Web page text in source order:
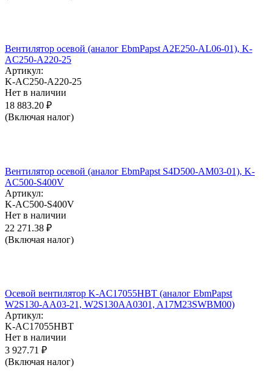
Вентилятор осевой (аналог EbmPapst A2E250-AL06-01), K-
AC250-A220-25
Артикул:
K-AC250-A220-25
Нет в наличии
18 883.20 ₽
(Включая налог)
Вентилятор осевой (аналог EbmPapst S4D500-AM03-01), K-
AC500-S400V
Артикул:
K-AC500-S400V
Нет в наличии
22 271.38 ₽
(Включая налог)
Осевой вентилятор K-AC17055HBT (аналог EbmPapst
W2S130-AA03-21, W2S130AA0301, A17M23SWBM00)
Артикул:
K-AC17055HBT
Нет в наличии
3 927.71 ₽
(Включая налог)